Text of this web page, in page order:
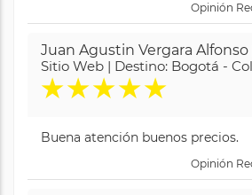
Opinión
Juan Agustin Vergara Alfonso
Sitio Web | Destino: Bogotá -
★★★★★
Buena atención buenos precios.
Opinión